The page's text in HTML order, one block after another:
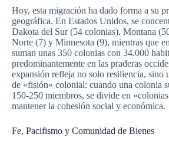
Hoy, esta migración ha dado forma a su
geográfica. En Estados Unidos, se
Dakota del Sur (54 colonias), Montana
Norte (7) y Minnesota (9), mientras que
suman unas 350 colonias con 34.000
predominantemente en las praderas
expansión refleja no solo resiliencia, sino
de «fisión» colonial: cuando una colonia
150-250 miembros, se divide en
mantener la cohesión social y económica.
Fe, Pacifismo y Comunidad de Bienes